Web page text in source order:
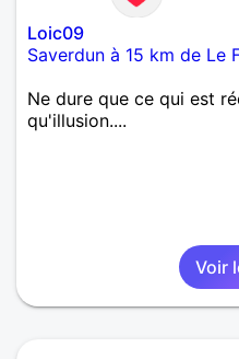
Loic09
Saverdun à 15 km de Le
Ne dure que ce qui est
qu'illusion....
Voir